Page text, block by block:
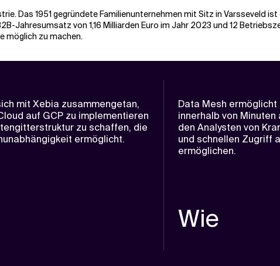
Das 1951 gegründete Familienunternehmen mit Sitz in Varsseveld
Jahresumsatz von 1,16 Milliarden Euro im Jahr 2023 und 12
möglich zu machen.
mit Xebia zusammengetan,
auf GCP zu implementieren
zu schaffen, die
ermöglicht.
Data Mesh ermöglicht
innerhalb von Minuten
den Analysten von
und schnellen Zugriff
ermöglichen.
Wie